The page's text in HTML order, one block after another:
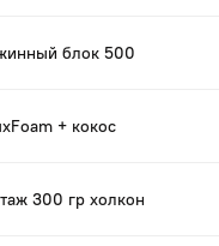
блок 500
+ кокос
300 гр холкон